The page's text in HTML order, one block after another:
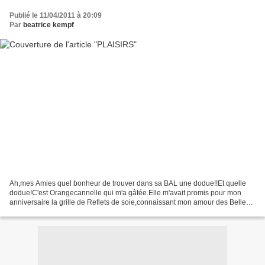
Publié le 11/04/2011 à 20:09
Par beatrice kempf
Ah,mes Amies quel bonheur de trouver dans sa BAL une dodue!!Et quelle
dodue!C'est Orangecannelle qui m'a gâtée.Elle m'avait promis pour mon
anniversaire la grille de Reflets de soie,connaissant mon amour des Belles